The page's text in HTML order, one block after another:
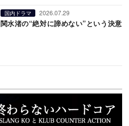
国内ドラマ 2026.07.29
関水渚の“絶対に諦めない”という決意